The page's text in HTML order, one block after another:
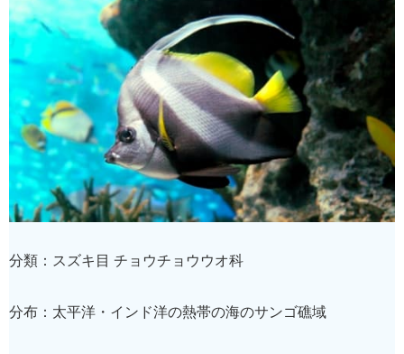
分類：スズキ目 チョウチョウウオ科
分布：太平洋・インド洋の熱帯の海のサンゴ礁域